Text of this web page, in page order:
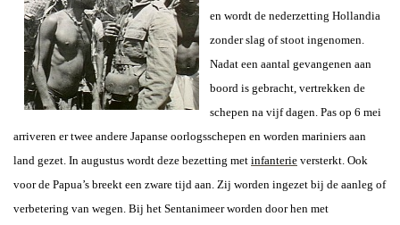
en wordt de nederzetting Hollandia
zonder slag of stoot ingenomen.
Nadat een aantal gevangenen aan
boord is gebracht, vertrekken de
schepen na vijf dagen. Pas op 6 mei
arriveren er twee andere Japanse oorlogsschepen en worden mariniers aan
land gezet. In augustus wordt deze bezetting met infanterie versterkt. Ook
voor de Papua’s breekt een zware tijd aan. Zij worden ingezet bij de aanleg of
verbetering van wegen. Bij het Sentanimeer worden door hen met